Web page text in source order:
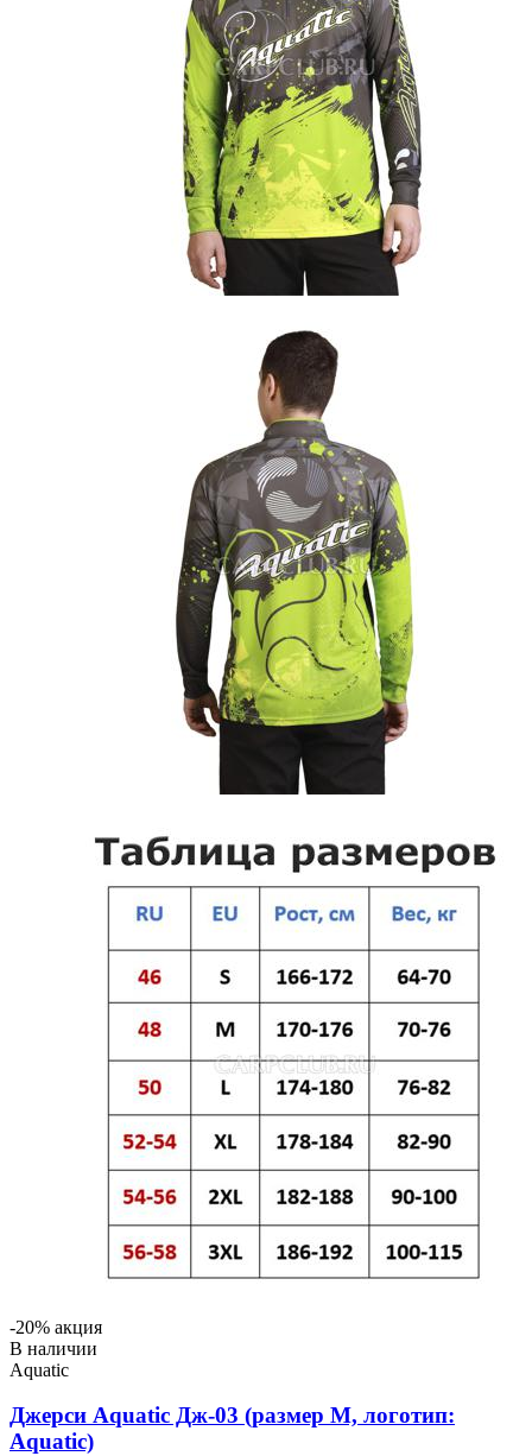
-20% акция
В наличии
Aquatic
Джерси Аquatic Дж-03 (размер M, логотип:
Аquatic)